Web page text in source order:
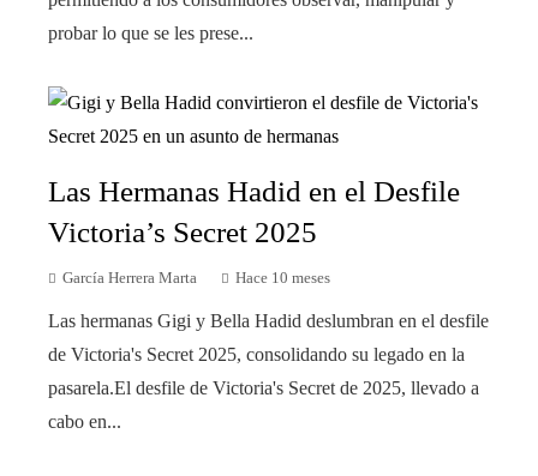
probar lo que se les prese...
Las Hermanas Hadid en el Desfile
Victoria’s Secret 2025
García Herrera Marta Hace 10 meses
Las hermanas Gigi y Bella Hadid deslumbran en el desfile
de Victoria's Secret 2025, consolidando su legado en la
pasarela.El desfile de Victoria's Secret de 2025, llevado a
cabo en...